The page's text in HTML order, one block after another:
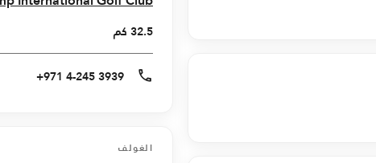
32.5 كم
+971 4-245 3939
الغولف